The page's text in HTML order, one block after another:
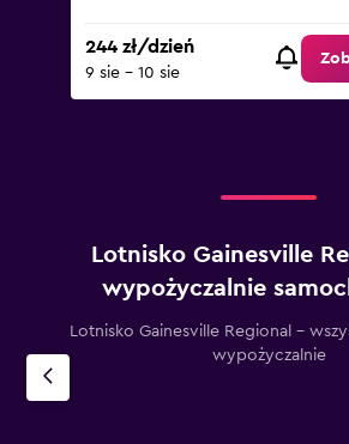
244 zł/dzień
9 sie - 10 sie
Lotnisko Gainesville
wypożyczalnie
Lotnisko Gainesville Regional –
wypożyczalnie